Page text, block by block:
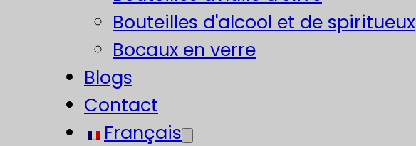
Bouteilles d'alcool et de spiritueux
Bocaux en verre
Blogs
Contact
Français